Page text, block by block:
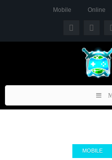
Mobile Online
MOBILE